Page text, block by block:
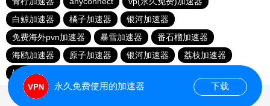
白鲸加速器
橘子加速器
银河加速器
免费海外pvn加速器
暴雪加速器
番石榴加速器
海鸥加速器
原子加速器 银河加速器
荔枝加速器
银河加速器
永久免费使用的加速器 下载